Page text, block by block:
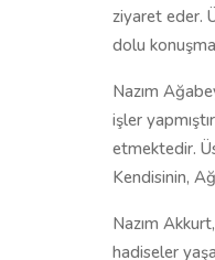
ziyaret eder.
dolu
Nazım
işler
etmektedir.
Kendisinin,
Nazım
hadiseler